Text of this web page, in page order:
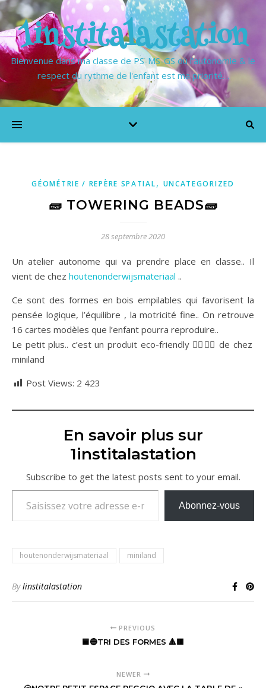
1institalastation
Bienvenue dans ma classe de PS-MS-GS où l'autonomie & le
respect du rythme de l'enfant est ma priorité…
GÉOMÉTRIE / REPÈRE SPATIAL, UNCATEGORIZED
🧱 TOWERING BEADS🧱
28 septembre 2020
Un atelier autonome qui va prendre place en classe.. Il
vient de chez houtenonderwijsmateriaal ..
Ce sont des formes en bois empilables qui favorisent la
pensée logique, l’équilibre , la motricité fine.. On retrouve
16 cartes modèles que l’enfant pourra reproduire..
Le petit plus.. c’est un produit eco-friendly 👌🏻👌🏻 de chez
miniland
Post Views: 2 423
En savoir plus sur
1institalastation
Subscribe to get the latest posts sent to your email.
Saisissez votre adresse e-mail…
Abonnez-vous
houtenonderwijsmateriaal miniland
Bylinstitalastation
PREVIOUS
🟦🔵TRI DES FORMES 🔺🟥
NEWER